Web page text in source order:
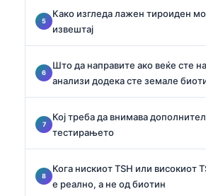
Како изгледа лажен тироиден
извештај
Што да направите ако веќе сте
анализи додека сте земале
Кој треба да внимава
тестирањето
Кога нискиот TSH или високиот
е реално, а не од биотин